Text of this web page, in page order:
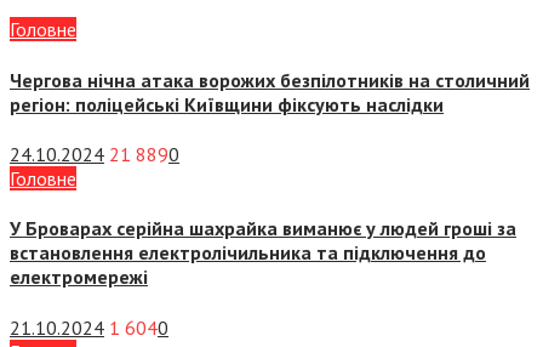
Головне
Чергова нічна атака ворожих безпілотників на столичний
регіон: поліцейські Київщини фіксують наслідки
24.10.2024 21 8890
Головне
У Броварах серійна шахрайка виманює у людей гроші за
встановлення електролічильника та підключення до
електромережі
21.10.2024 1 6040